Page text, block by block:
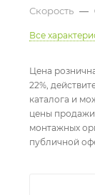
Скорость —
Все
Цена
22%,
каталога и
цены
монтажных
публичной